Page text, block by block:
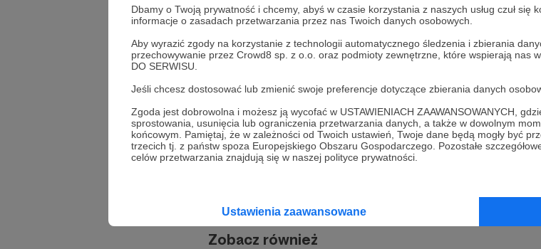
Dbamy o Twoją prywatność i chcemy, abyś w czasie korzystania z naszych usług czuł
informacje o zasadach przetwarzania przez nas Twoich danych osobowych.
Aby wyrazić zgody na korzystanie z technologii automatycznego śledzenia i zbierania
przechowywanie przez Crowd8 sp. z o.o. oraz podmioty zewnętrzne, które wspierają nas
DO SERWISU.
Jeśli chcesz dostosować lub zmienić swoje preferencje dotyczące zbierania danych
Zgoda jest dobrowolna i możesz ją wycofać w USTAWIENIACH ZAAWANSOWANYCH,
sprostowania, usunięcia lub ograniczenia przetwarzania danych, a także w dowolnym
końcowym. Pamiętaj, że w zależności od Twoich ustawień, Twoje dane będą mogły być
trzecich tj. z państw spoza Europejskiego Obszaru Gospodarczego. Pozostałe
celów przetwarzania znajdują się w naszej polityce prywatności.
Ustawienia zaawansowane
Zaloguj się
historia edukacja historyczny top
Historyczny Top
Zobacz również